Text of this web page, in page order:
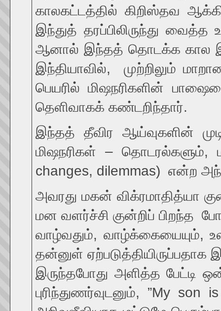
காலகட்டத்தில் கிறிஸ்தவ
இந்துத் தரப்பிலிருந்து
ஆனால் இந்தத் தொடக்க கால
இந்தியாவில், முற்றிலும்
பெயரில் மிஷநரிகளின்
தெளிவாகக் கண்டறிந்தார்.
இந்தத் தீவிர ஆய்வுகளின்
மிஷநரிகள் – தொடரல்களும்,
changes, dilemmas) என்ற
அவரது மகன் விக்ரமாதித்யா
மன வளர்ச்சி குன்றிப் பிறந்த
வாழ்வதும், வாழ்க்கையையும்,
தன்னுள்
இருந்தபோது அளித்த பேட்டி
புரிந்துணர்வுடனும், ”My